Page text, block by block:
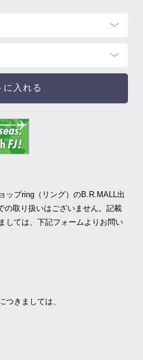
に入れる
ップring（リング）のB.R.MALL出
の取り扱いはございません。記載
しては、下記フォームよりお問い
つきましては、